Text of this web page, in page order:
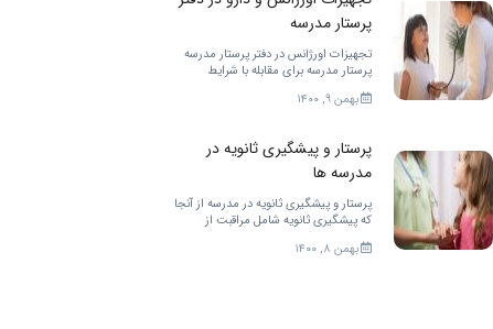
پرستار مدرسه
تجهیزات اورژانس در دفتر پرستار مدرسه
پرستار مدرسه برای مقابله با شرایط
اضطراری در مدرسه به تجهیزات زیادی
احتیاج دارد. […]
بهمن ۹, ۱۴۰۰
پرستار و پیشگیری ثانویه در
مدرسه ها
پرستار و پیشگیری ثانویه در مدرسه از آنجا
که پیشگیری ثانویه شامل مراقبت از
کودکان در زمان نیاز به مراقبت […]
بهمن ۸, ۱۴۰۰